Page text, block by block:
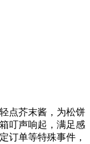
点芥末酱，为松饼
叮声响起，满足感
订单等特殊事件，